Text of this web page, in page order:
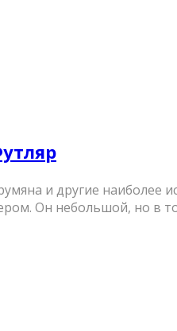
и другие наиболее
Он небольшой, но в